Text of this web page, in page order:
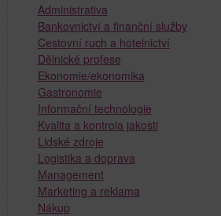
Administrativa
Bankovnictví a finanční služby
Cestovní ruch a hotelnictví
Dělnické profese
Ekonomie/ekonomika
Gastronomie
Informační technologie
Kvalita a kontrola jakosti
Lidské zdroje
Logistika a doprava
Management
Marketing a reklama
Nákup